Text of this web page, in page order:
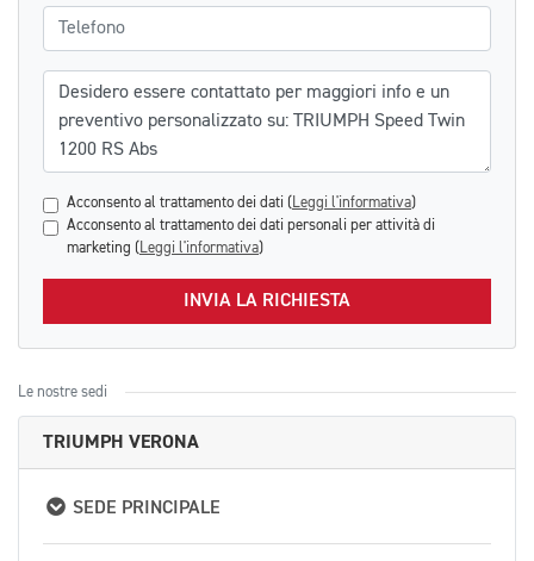
Telefono
Messaggio
Acconsento al trattamento dei dati ( Leggi l'informativa)
Acconsento al trattamento dei dati personali per attività di
marketing ( Leggi l'informativa)
INVIA LA RICHIESTA
Le nostre sedi
TRIUMPH VERONA
SEDE PRINCIPALE